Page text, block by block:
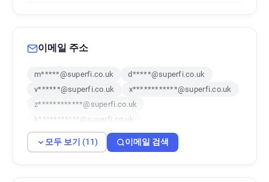
이메일 주소
m*****@superfi.co.uk
d*****@superfi.co.uk
v******@superfi.co.uk
x************@superfi.co.uk
z************@superfi.co.uk
k***********@superfi.co.uk
o***********@superfi.co.uk
w*******@superfi.co.uk
i************@superfi.co.uk
w******@superfi.co.uk
모두 보기 (11) 이메일 검색